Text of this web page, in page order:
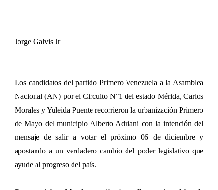
Jorge Galvis Jr
Los candidatos del partido Primero Venezuela a la Asamblea
Nacional (AN) por el Circuito N°1 del estado Mérida, Carlos
Morales y Yuleida Puente recorrieron la urbanización Primero
de Mayo del municipio Alberto Adriani con la intención del
mensaje de salir a votar el próximo 06 de diciembre y
apostando a un verdadero cambio del poder legislativo que
ayude al progreso del país.